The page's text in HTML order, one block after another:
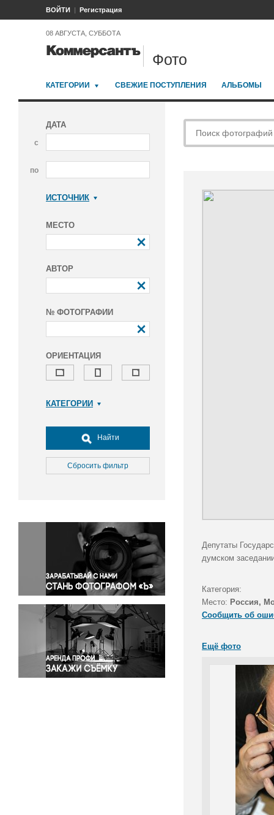
ВОЙТИ Регистрация
08 АВГУСТА, СУББОТА
Фото
КАТЕГОРИИ СВЕЖИЕ ПОСТУПЛЕНИЯ АЛЬБОМЫ
ДАТА
с
по
ИСТОЧНИК
МЕСТО
АВТОР
№ ФОТОГРАФИИ
ОРИЕНТАЦИЯ
КАТЕГОРИИ
Досуг, туризм и отдых
Культура
Медицина
Окружающая среда
Политика
Правосудие
Происшествия и конфликты
Религия
Светская жизнь
Спорт
Экология
Экономика и бизнес
Найти
Сбросить фильтр
Депутаты
думском
Категория:
Место: Россия,
Сообщить об
Ещё фото